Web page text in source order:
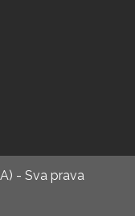
- Sva prava